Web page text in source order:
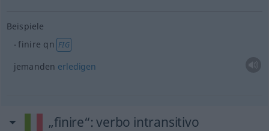
Beispiele
finire qn FIG
jemanden erledigen
„finire“: verbo intransitivo